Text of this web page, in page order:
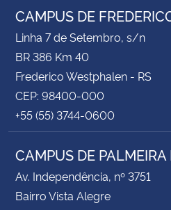
CAMPUS DE
Linha 7 de Setembro, s/n
BR 386 Km 40
Frederico Westphalen - RS
CEP: 98400-000
+55 (55) 3744-0600
CAMPUS DE PALMEIRA
Av. Independência, nº 3751
Bairro Vista Alegre